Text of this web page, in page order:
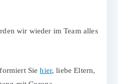
wir wieder im Team alles
Siehier, liebe Eltern,